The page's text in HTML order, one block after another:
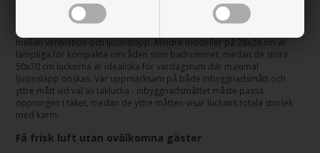
Hur väljer du rätt storlek på takluckan?
Den mest populära storleken är 40x40 cm, vilket ger en bra balans
mellan ventilation och ljusinsläpp. Mindre modeller på 28x28 cm är
lämpliga för kompakta områden som badrummet, medan de stora
50x70 cm luckorna är idealiska för vardagsrum där maximal
ljusinsläpp önskas. Var uppmärksam på både inbyggnadsmått och
yttre mått vid val av taklucka - inbyggnadsmåttet måste passa
öppningen i taket, medan de yttre måtten visar luckans totala storlek
med karm.
Få frisk luft utan ovälkomna gäster